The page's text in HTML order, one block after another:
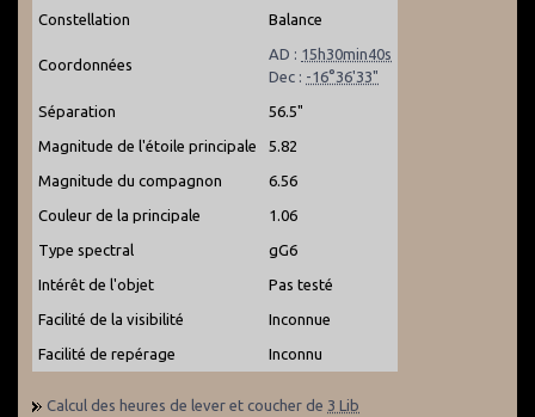
Constellation Balance
Coordonnées
AD : 15h30min40s
Dec : -16°36'33"
Séparation 56.5"
Magnitude de l'étoile principale 5.82
Magnitude du compagnon 6.56
Couleur de la principale 1.06
Type spectral gG6
Intérêt de l'objet Pas testé
Facilité de la visibilité Inconnue
Facilité de repérage Inconnu
Calcul des heures de lever et coucher de 3 Lib